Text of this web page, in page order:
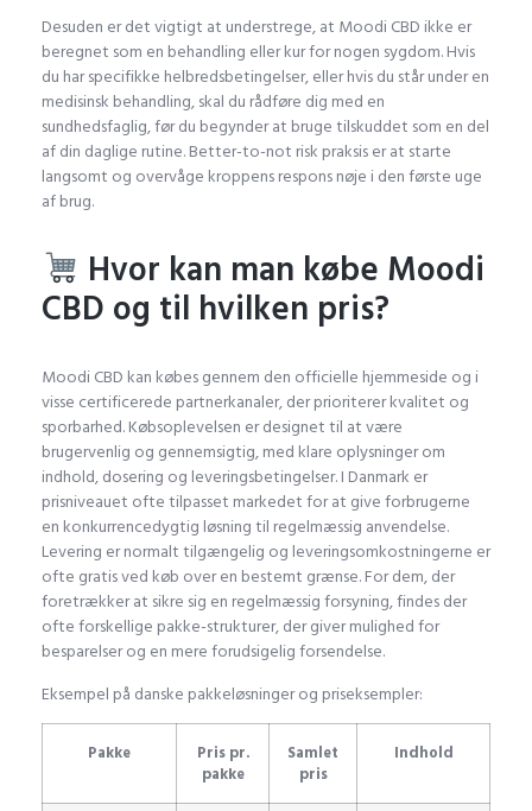
Desuden er det vigtigt at understrege, at Moodi CBD ikke er
beregnet som en behandling eller kur for nogen sygdom. Hvis
du har specifikke helbredsbetingelser, eller hvis du står under en
medisinsk behandling, skal du rådføre dig med en
sundhedsfaglig, før du begynder at bruge tilskuddet som en del
af din daglige rutine. Better-to-not risk praksis er at starte
langsomt og overvåge kroppens respons nøje i den første uge
af brug.
Hvor kan man købe Moodi
CBD og til hvilken pris?
Moodi CBD kan købes gennem den officielle hjemmeside og i
visse certificerede partnerkanaler, der prioriterer kvalitet og
sporbarhed. Købsoplevelsen er designet til at være
brugervenlig og gennemsigtig, med klare oplysninger om
indhold, dosering og leveringsbetingelser. I Danmark er
prisniveauet ofte tilpasset markedet for at give forbrugerne
en konkurrencedygtig løsning til regelmæssig anvendelse.
Levering er normalt tilgængelig og leveringsomkostningerne er
ofte gratis ved køb over en bestemt grænse. For dem, der
foretrækker at sikre sig en regelmæssig forsyning, findes der
ofte forskellige pakke-strukturer, der giver mulighed for
besparelser og en mere forudsigelig forsendelse.
Eksempel på danske pakkeløsninger og priseksempler:
Pakke
Pris pr.
pakke
Samlet
pris
Indhold